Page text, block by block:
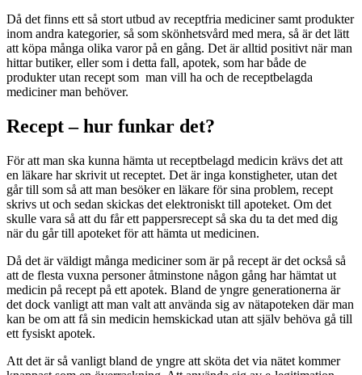
Då det finns ett så stort utbud av receptfria mediciner samt produkter
inom andra kategorier, så som skönhetsvård med mera, så är det lätt
att köpa många olika varor på en gång. Det är alltid positivt när man
hittar butiker, eller som i detta fall, apotek, som har både de
produkter utan recept som man vill ha och de receptbelagda
mediciner man behöver.
Recept – hur funkar det?
För att man ska kunna hämta ut receptbelagd medicin krävs det att
en läkare har skrivit ut receptet. Det är inga konstigheter, utan det
går till som så att man besöker en läkare för sina problem, recept
skrivs ut och sedan skickas det elektroniskt till apoteket. Om det
skulle vara så att du får ett pappersrecept så ska du ta det med dig
när du går till apoteket för att hämta ut medicinen.
Då det är väldigt många mediciner som är på recept är det också så
att de flesta vuxna personer åtminstone någon gång har hämtat ut
medicin på recept på ett apotek. Bland de yngre generationerna är
det dock vanligt att man valt att använda sig av nätapoteken där man
kan be om att få sin medicin hemskickad utan att själv behöva gå till
ett fysiskt apotek.
Att det är så vanligt bland de yngre att sköta det via nätet kommer